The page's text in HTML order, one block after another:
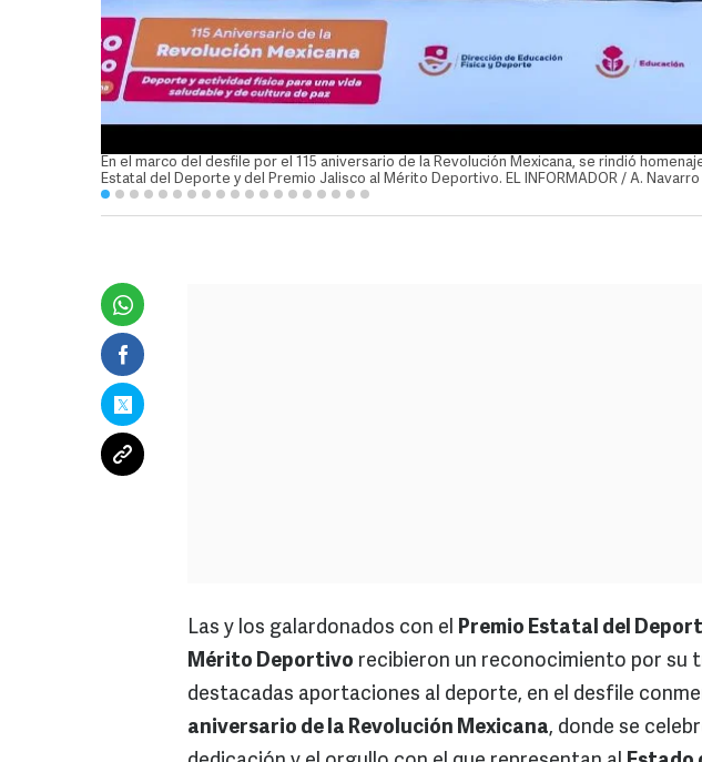
En el marco del desfile por el 115 aniversario de la Revolución Mexicana, se rindió
Estatal del Deporte y del Premio Jalisco al Mérito Deportivo. EL INFORMADOR / A. Navarro
Las y los galardonados con el Premio Estatal del
Mérito Deportivo recibieron un reconocimiento por su
destacadas aportaciones al deporte, en el desfile
aniversario de la Revolución Mexicana, donde se